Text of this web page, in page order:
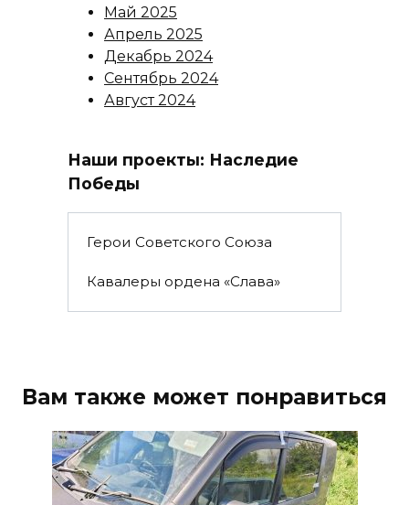
Май 2025
Апрель 2025
Декабрь 2024
Сентябрь 2024
Август 2024
Наши проекты: Наследие
Победы
Герои Советского Союза
Кавалеры ордена «Слава»
Вам также может понравиться